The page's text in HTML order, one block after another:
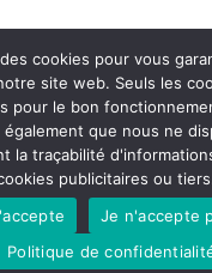
confidentialité Mentions légales
de vente Plan du site
cookies pour vous
site web. Seuls les
pour le bon
que nous ne
la traçabilité
publicitaires ou
Je n'accepte
Politique de